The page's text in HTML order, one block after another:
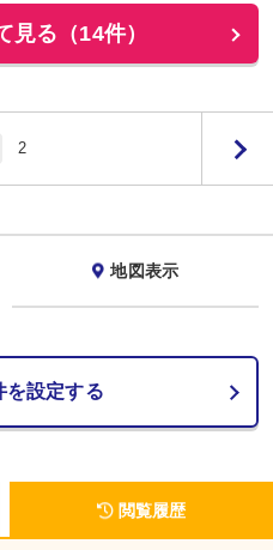
見る（14件）
2
地図表示
を設定する
閲覧履歴